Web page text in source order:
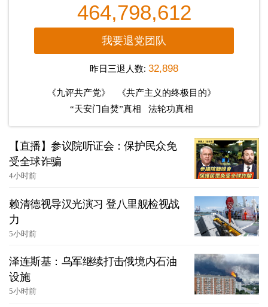
464,798,612
我要退党团队
昨日三退人数: 32,898
《九评共产党》
《共产主义的终极目的》
“天安门自焚”真相
法轮功真相
【直播】参议院听证会：保护民众免
受全球诈骗
4小时前
赖清德视导汉光演习 登八里舰检视战
力
5小时前
泽连斯基：乌军继续打击俄境内石油
设施
5小时前